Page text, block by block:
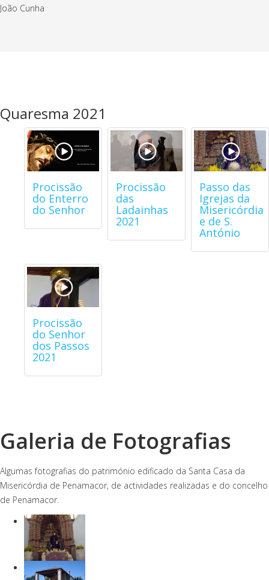
João Cunha
Quaresma 2021
Procissão
do Enterro
do Senhor
Procissão
das
Ladainhas
2021
Passo das
Igrejas da
Misericórdia
e de S.
António
Procissão
do Senhor
dos Passos
2021
Galeria de Fotografias
Algumas fotografias do património edificado da Santa Casa da
Misericórdia de Penamacor, de actividades realizadas e do concelho
de Penamacor.